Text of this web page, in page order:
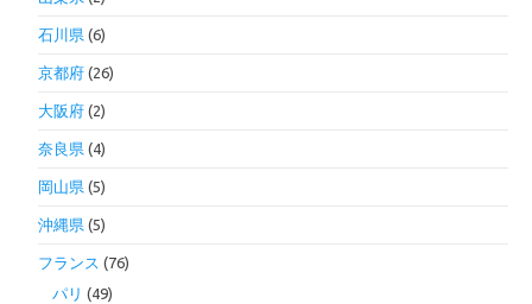
石川県 (6)
京都府 (26)
大阪府 (2)
奈良県 (4)
岡山県 (5)
沖縄県 (5)
フランス (76)
パリ (49)